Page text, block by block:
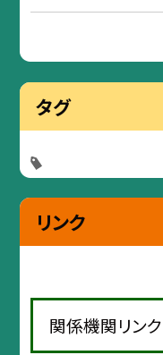
タグ
リンク
関係機関リンク